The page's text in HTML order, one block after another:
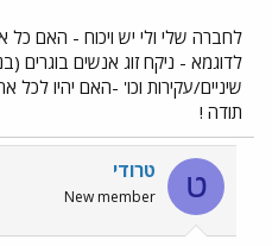
לחברה שלי ולי יש ויכוח - האם
שיניים/עקירות וכו' -האם יהיו לכל
תודה !
ט טרודי
New member